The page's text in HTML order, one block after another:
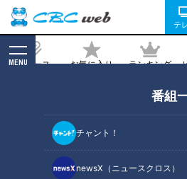
テ
ニュース お気に入り ランキング
MENU
番組
チャント！
newsX（ニュースクロス）
戦初優勝を目指す井上竜
若きエース高橋宏斗に
なって一回やり直しだ。